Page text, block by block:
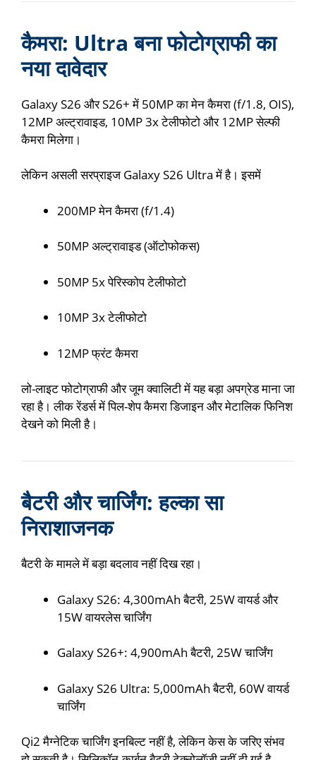
कैमरा: Ultra बना फोटोग्राफी का
नया दावेदार
Galaxy S26 और S26+ में 50MP का मेन कैमरा (f/1.8, OIS),
12MP अल्ट्रावाइड, 10MP 3x टेलीफोटो और 12MP सेल्फी
कैमरा मिलेगा।
लेकिन असली सरप्राइज Galaxy S26 Ultra में है। इसमें
200MP मेन कैमरा (f/1.4)
50MP अल्ट्रावाइड (ऑटोफोकस)
50MP 5x पेरिस्कोप टेलीफोटो
10MP 3x टेलीफोटो
12MP फ्रंट कैमरा
लो-लाइट फोटोग्राफी और जूम क्वालिटी में यह बड़ा अपग्रेड माना जा
रहा है। लीक रेंडर्स में पिल-शेप कैमरा डिजाइन और मेटालिक फिनिश
देखने को मिली है।
बैटरी और चार्जिंग: हल्का सा
निराशाजनक
बैटरी के मामले में बड़ा बदलाव नहीं दिख रहा।
Galaxy S26: 4,300mAh बैटरी, 25W वायर्ड और
15W वायरलेस चार्जिंग
Galaxy S26+: 4,900mAh बैटरी, 25W चार्जिंग
Galaxy S26 Ultra: 5,000mAh बैटरी, 60W वायर्ड
चार्जिंग
Qi2 मैग्नेटिक चार्जिंग इनबिल्ट नहीं है, लेकिन केस के जरिए संभव